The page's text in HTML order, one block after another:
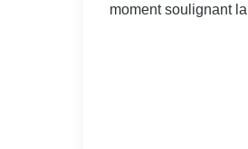
moment soulignant